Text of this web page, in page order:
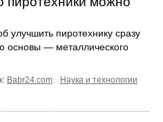
улучшить пиротехнику сразу
основы — металлического
Babr24.com.
Наука и технологии